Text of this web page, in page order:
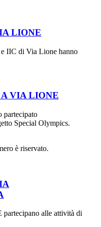
LIONE
IIC di Via Lione hanno
VIA LIONE
partecipato
Special Olympics.
è riservato.
alle attività di